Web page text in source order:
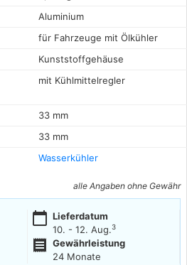
Aluminium
für Fahrzeuge mit Ölkühler
Kunststoffgehäuse
mit Kühlmittelregler
33 mm
33 mm
Wasserkühler
alle Angaben ohne Gewähr
calendar_today Lieferdatum
10. - 12. Aug.3
receipt
Gewährleistung
24 Monate